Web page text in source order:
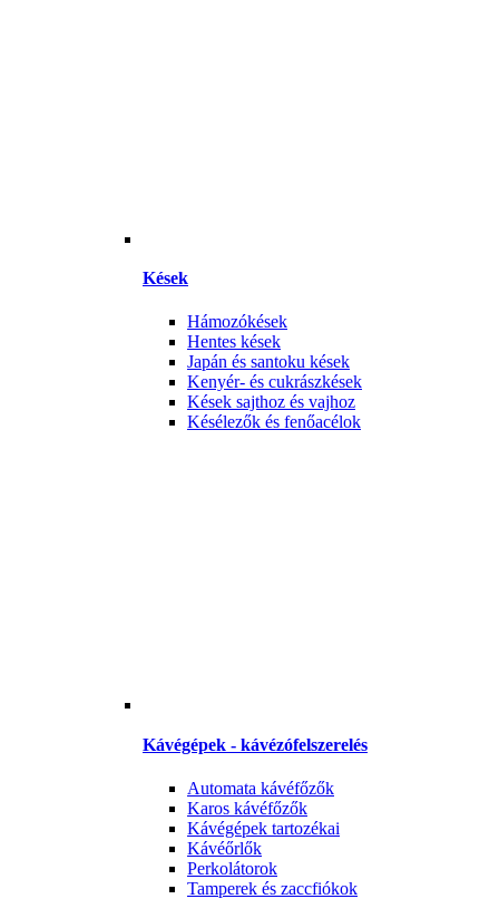
Kések
Hámozókések
Hentes kések
Japán és santoku kések
Kenyér- és cukrászkések
Kések sajthoz és vajhoz
Késélezők és fenőacélok
Kávégépek - kávézófelszerelés
Automata kávéfőzők
Karos kávéfőzők
Kávégépek tartozékai
Kávéőrlők
Perkolátorok
Tamperek és zaccfiókok